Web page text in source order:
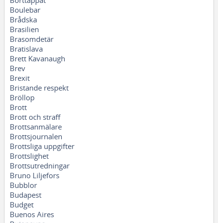
Boulebar
Brådska
Brasilien
Brasomdetär
Bratislava
Brett Kavanaugh
Brev
Brexit
Bristande respekt
Bröllop
Brott
Brott och straff
Brottsanmälare
Brottsjournalen
Brottsliga uppgifter
Brottslighet
Brottsutredningar
Bruno Liljefors
Bubblor
Budapest
Budget
Buenos Aires